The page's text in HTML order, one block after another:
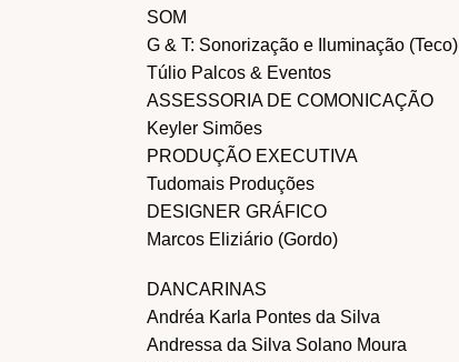
SOM
G & T: Sonorização e Iluminação (Teco)
Túlio Palcos & Eventos
ASSESSORIA DE COMONICAÇÃO
Keyler Simões
PRODUÇÃO EXECUTIVA
Tudomais Produções
DESIGNER GRÁFICO
Marcos Eliziário (Gordo)
DANCARINAS
Andréa Karla Pontes da Silva
Andressa da Silva Solano Moura